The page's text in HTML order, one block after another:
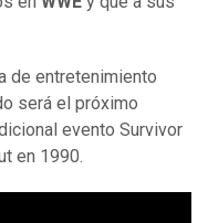
de entretenimiento
será el próximo
evento Survivor
en 1990.